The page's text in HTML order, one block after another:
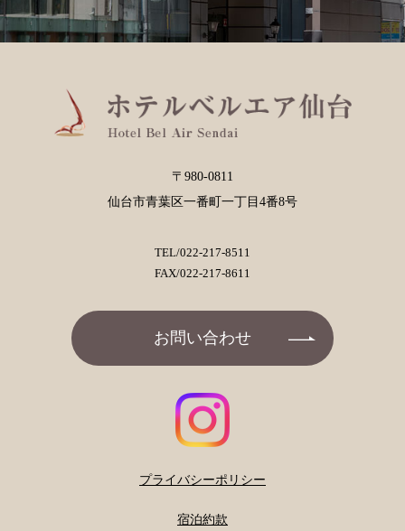
〒980-0811
仙台市青葉区一番町一丁目4番8号
TEL/022-217-8511
FAX/022-217-8611
お問い合わせ
プライバシーポリシー
宿泊約款